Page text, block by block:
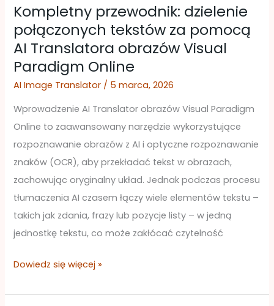
Kompletny przewodnik: dzielenie
połączonych tekstów za pomocą
AI Translatora obrazów Visual
Paradigm Online
AI Image Translator / 5 marca, 2026
Wprowadzenie AI Translator obrazów Visual Paradigm
Online to zaawansowany narzędzie wykorzystujące
rozpoznawanie obrazów z AI i optyczne rozpoznawanie
znaków (OCR), aby przekładać tekst w obrazach,
zachowując oryginalny układ. Jednak podczas procesu
tłumaczenia AI czasem łączy wiele elementów tekstu –
takich jak zdania, frazy lub pozycje listy – w jedną
jednostkę tekstu, co może zakłócać czytelność
Kompletny
przewodnik:
dzielenie
połączonych
tekstów
pomocą
Translatora
obrazów
Dowiedz się więcej »